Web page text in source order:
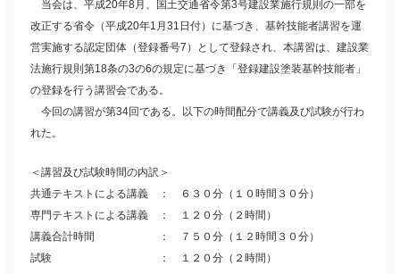
当会は、平成20年8月、国土交通省令第3号建設業施行規則の一部を
改正する省令（平成20年1月31日付）に基づき、基幹技能者講習を運
営実施する認定団体（登録番号7）として登録され、本講習は、建設業
法施行規則第18条の3の6の規定に基づき「登録建設塗装基幹技能者」
の登録を行う講習会である。
今回の講習が第34回である。以下の時間配分で講義及び試験が行わ
れた。
＜講習及び試験時間の内訳＞
共通テキストによる講義 ： ６３０分（１０時間３０分）
専門テキストによる講義 ： １２０分（２時間）
講義合計時間 ： ７５０分（１２時間３０分）
試験 ： １２０分（２時間）